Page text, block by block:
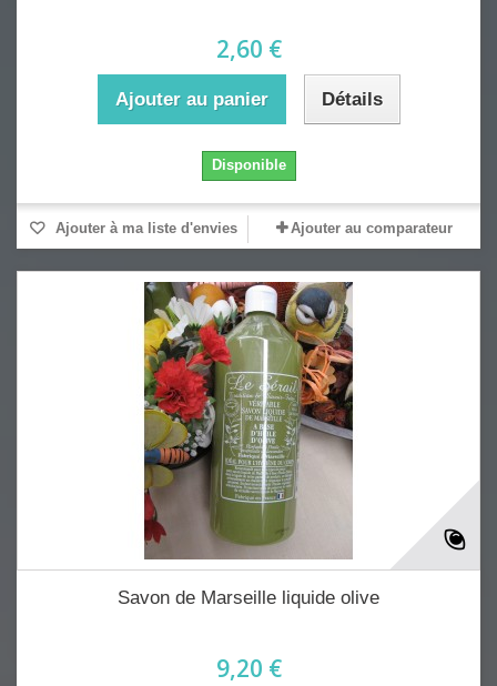
2,60 €
Ajouter au panier Détails
Disponible
Ajouter à ma liste d'envies Ajouter au comparateur
Savon de Marseille liquide olive
9,20 €